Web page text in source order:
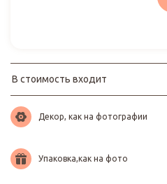
В стоимость входит
Декор, как на фотографии
Упаковка,как на фото